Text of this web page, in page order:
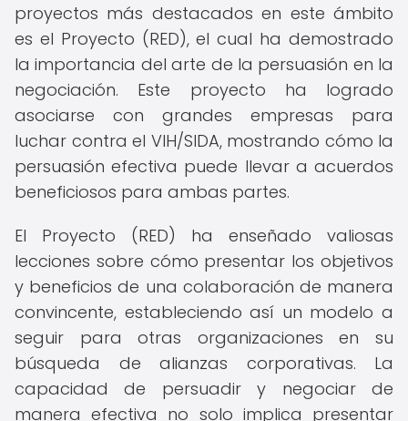
proyectos más destacados en este ámbito
es el Proyecto (RED), el cual ha demostrado
la importancia del arte de la persuasión en la
negociación. Este proyecto ha logrado
asociarse con grandes empresas para
luchar contra el VIH/SIDA, mostrando cómo la
persuasión efectiva puede llevar a acuerdos
beneficiosos para ambas partes.
El Proyecto (RED) ha enseñado valiosas
lecciones sobre cómo presentar los objetivos
y beneficios de una colaboración de manera
convincente, estableciendo así un modelo a
seguir para otras organizaciones en su
búsqueda de alianzas corporativas. La
capacidad de persuadir y negociar de
manera efectiva no solo implica presentar